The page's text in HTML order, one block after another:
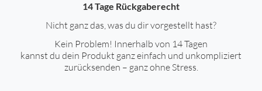
Drahtlose Tonübertragung
Spannungsversorgung durch Akku
ext. Stromversorgung über Datenkabel
ja
14 Tage Rückgaberecht
Nicht ganz das, was du dir vorgestellt hast?
Kein Problem! Innerhalb von 14 Tagen
kannst du dein Produkt ganz einfach und unkompliziert
zurücksenden – ganz ohne Stress.